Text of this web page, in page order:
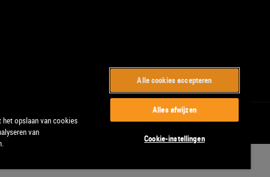
het opslaan van cookies
van
Alle cookies accepteren
Alles afwijzen
Cookie-instellingen